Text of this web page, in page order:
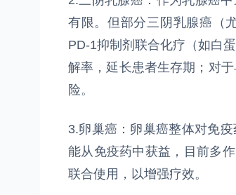
有限。但部分三阴乳腺癌（
PD-1抑制剂联合化疗（如白
解率，延长患者生存期；对
险。
3.卵巢癌：卵巢癌整体对免
能从免疫药中获益，目前多
联合使用，以增强疗效。